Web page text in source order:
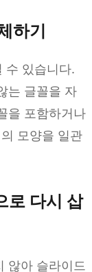
하기
수 있습니다.
는 글꼴을 자
을 포함하거나
모양을 일관
로 다시 삽
않아 슬라이드